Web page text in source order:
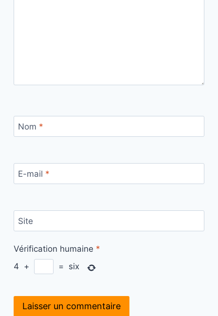
Nom *
E-mail *
Site
Vérification humaine *
4 + = six